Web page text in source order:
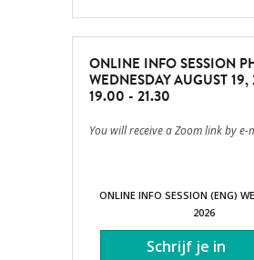
ONLINE INFO SESSION
WEDNESDAY AUGUST
19.00 - 21.30
You will receive a Zoom link by e-
ONLINE INFO SESSION (ENG)
2026